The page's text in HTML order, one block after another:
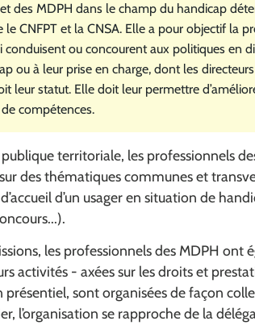
des MDPH dans le champ du handicap
CNFPT et la CNSA. Elle a pour objectif la
ou concourent aux politiques en
ou à leur prise en charge, dont les
leur statut. Elle doit leur permettre
compétences.
territoriale, les professionnels
des thématiques communes et
d’un usager en situation de
les professionnels des MDPH ont
activités - axées sur les droits et
sont organisées de façon
l’organisation se rapproche de la